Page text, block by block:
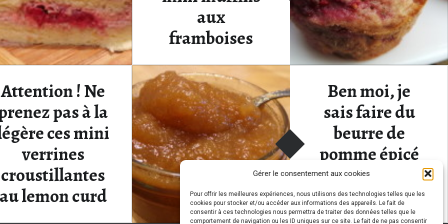
Gérer le consentement aux cookies
Pour offrir les meilleures expériences, nous utilisons des technologies telles que les
cookies pour stocker et/ou accéder aux informations des appareils. Le fait de
consentir à ces technologies nous permettra de traiter des données telles que le
comportement de navigation ou les ID uniques sur ce site. Le fait de ne pas consentir
aux
framboises
Me voici enfin de retour ! Ma
course après le temps s’est…
Continue reading“On fête mon retour par un goûter ? Alors mini muffins aux framboises”
…
Attention ! Ne
pas à la
ces mini
verrines
croustillantes
au lemon curd
et framboises
Ben moi, je
sais faire du
beurre de
pomme épicé
sans beurre,
d’abord !